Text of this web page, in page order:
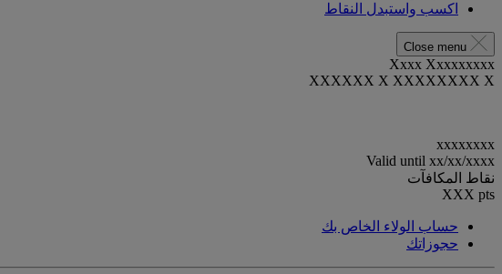
اكسب واستبدل النقاط
Close menu
Xxxx Xxxxxxxxx
XXXXXX X XXXXXXXX X
xxxxxxxx
Valid until xx/xx/xxxx
نقاط المكافآت
XXX pts
حساب الولاء الخاص بك
حجوزاتك